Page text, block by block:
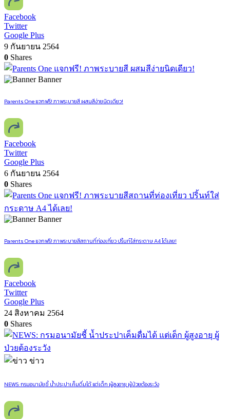
Facebook
Twitter
Google Plus
9 กันยายน 2564
0 Shares
Banner
Parents One แจกฟรี! ภาพระบายสี ผสมสีง่ายนิดเดียว!
Facebook
Twitter
Google Plus
6 กันยายน 2564
0 Shares
Banner
Parents One แจกฟรี! ภาพระบายสีสถานที่ท่องเที่ยว ปริ้นท์ใส่กระดาษ A4 ได้เลย!
Facebook
Twitter
Google Plus
24 สิงหาคม 2564
0 Shares
ข่าว
NEWS: กรมอนามัยชี้ น้ำประปาเค็มดื่มได้ แต่เด็ก ผู้สูงอายุ ผู้ป่วยต้องระวัง